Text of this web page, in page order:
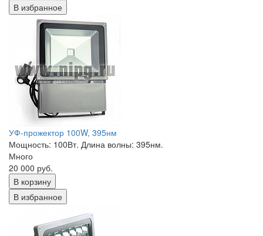
В избранное
УФ-прожектор 100W, 395нм
Мощность: 100Вт. Длина волны: 395нм.
Много
20 000 руб.
В корзину
В избранное